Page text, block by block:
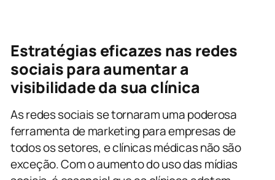
Estratégias eficazes nas redes
sociais para aumentar a
visibilidade da sua clínica
As redes sociais se tornaram uma poderosa
ferramenta de marketing para empresas de
todos os setores, e clínicas médicas não são
exceção. Com o aumento do uso das mídias